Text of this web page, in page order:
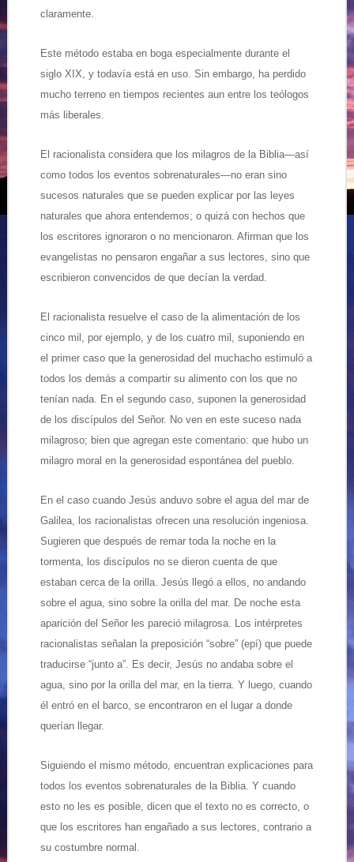
claramente.
Este método estaba en boga especialmente durante el
siglo XIX, y todavía está en uso. Sin embargo, ha perdido
mucho terreno en tiempos recientes aun entre los teólogos
más liberales.
El racionalista considera que los milagros de la Biblia—así
como todos los eventos sobrenaturales—no eran sino
sucesos naturales que se pueden explicar por las leyes
naturales que ahora entendemos; o quizá con hechos que
los escritores ignoraron o no mencionaron. Afirman que los
evangelistas no pensaron engañar a sus lectores, sino que
escribieron convencidos de que decían la verdad.
El racionalista resuelve el caso de la alimentación de los
cinco mil, por ejemplo, y de los cuatro mil, suponiendo en
el primer caso que la generosidad del muchacho estimuló a
todos los demás a compartir su alimento con los que no
tenían nada. En el segundo caso, suponen la generosidad
de los discípulos del Señor. No ven en este suceso nada
milagroso; bien que agregan este comentario: que hubo un
milagro moral en la generosidad espontánea del pueblo.
En el caso cuando Jesús anduvo sobre el agua del mar de
Galilea, los racionalistas ofrecen una resolución ingeniosa.
Sugieren que después de remar toda la noche en la
tormenta, los discípulos no se dieron cuenta de que
estaban cerca de la orilla. Jesús llegó a ellos, no andando
sobre el agua, sino sobre la orilla del mar. De noche esta
aparición del Señor les pareció milagrosa. Los intérpretes
racionalistas señalan la preposición “sobre” (epí) que puede
traducirse “junto a”. Es decir, Jesús no andaba sobre el
agua, sino por la orilla del mar, en la tierra. Y luego, cuando
él entró en el barco, se encontraron en el lugar a donde
querían llegar.
Siguiendo el mismo método, encuentran explicaciones para
todos los eventos sobrenaturales de la Biblia. Y cuando
esto no les es posible, dicen que el texto no es correcto, o
que los escritores han engañado a sus lectores, contrario a
su costumbre normal.